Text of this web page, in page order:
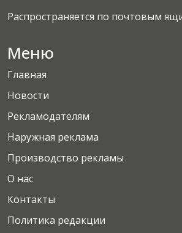
Распространяется по почтовым
Меню
Главная
Новости
Рекламодателям
Наружная реклама
Производство рекламы
О нас
Контакты
Политика редакции